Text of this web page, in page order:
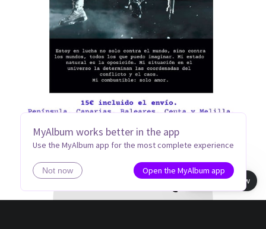
PUEDES COMPRAR RADICAL
INDEFINIDO AQUÍ:
MyAlbum works better in the app
Use the MyAlbum app for the most complete experience
Not now
Open the MyAlbum app
Book view